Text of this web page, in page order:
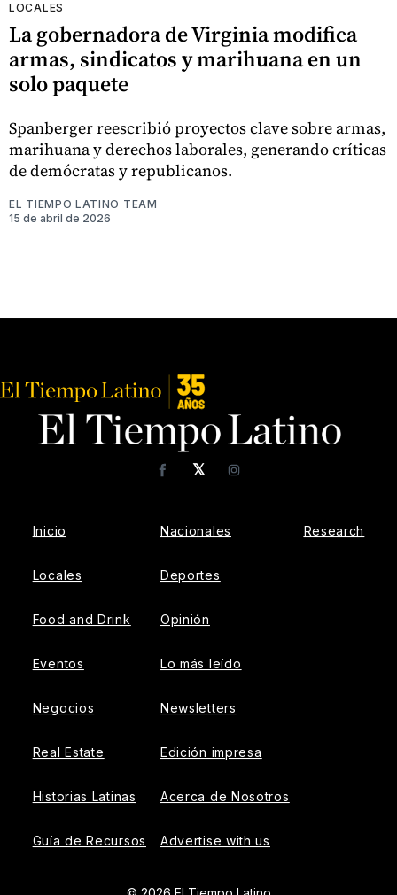
LOCALES
La gobernadora de Virginia modifica
armas, sindicatos y marihuana en un
solo paquete
Spanberger reescribió proyectos clave sobre armas,
marihuana y derechos laborales, generando críticas
de demócratas y republicanos.
EL TIEMPO LATINO TEAM
15 de abril de 2026
𝕏
FacebookInstagram
Inicio
Locales
Food and Drink
Eventos
Negocios
Real Estate
Historias Latinas
Guía de Recursos
Nacionales
Deportes
Opinión
Lo más leído
Newsletters
Edición impresa
Acerca de Nosotros
Advertise with us
Research